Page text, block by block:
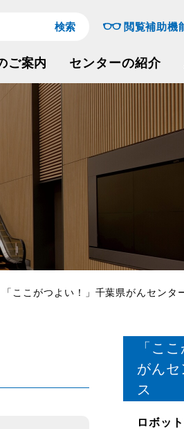
閲覧補助機
ご案内 センターの紹介
「ここがつよい！」千葉県がんセンタ
「こ
がん
ス
ロボッ